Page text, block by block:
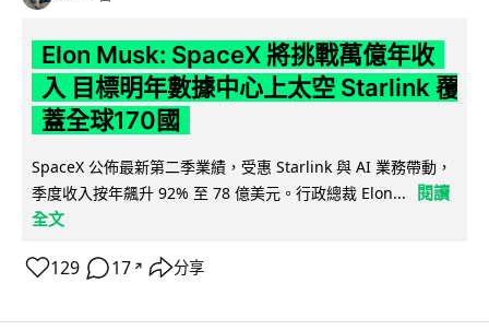
Elon Musk: SpaceX 將挑戰萬億年收
入 目標明年數據中心上太空 Starlink 覆
蓋全球170國
SpaceX 公佈最新第二季業績，受惠 Starlink 與 AI 業務帶動，
季度收入按年飆升 92% 至 78 億美元。行政總裁 Elon...
閱讀
全文
129 17 ↗ 分享